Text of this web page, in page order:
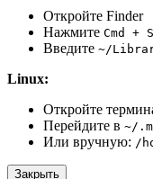
Откройте Finder
Нажмите Cmd +
Введите ~/
Linux:
Откройте
Перейдите в ~/
Или вручную: /
Закрыть